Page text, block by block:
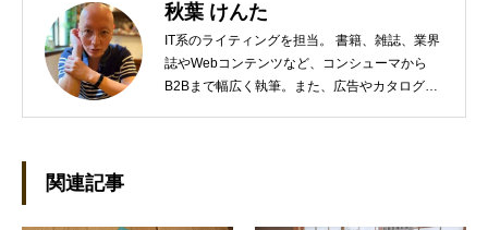
秋葉 けんた
IT系のライティングを担当。 書籍、雑誌、業界
誌やWebコンテンツなど、コンシューマから
B2Bまで幅広く執筆。また、広告やカタログ、
ージ（SAN/NAS/LTO/SASなど）、セキュリテ
関連記事